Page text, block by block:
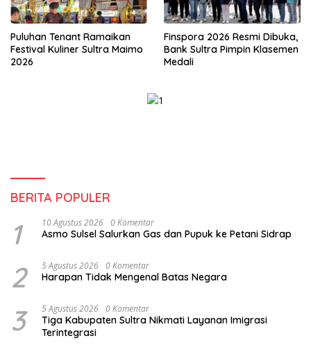
Puluhan Tenant Ramaikan
Festival Kuliner Sultra Maimo
2026
Finspora 2026 Resmi Dibuka,
Bank Sultra Pimpin Klasemen
Medali
BERITA POPULER
1 10 Agustus 2026 0 Komentar
Asmo Sulsel Salurkan Gas dan Pupuk ke Petani Sidrap
2 5 Agustus 2026 0 Komentar
Harapan Tidak Mengenal Batas Negara
3 5 Agustus 2026 0 Komentar
Tiga Kabupaten Sultra Nikmati Layanan Imigrasi
Terintegrasi